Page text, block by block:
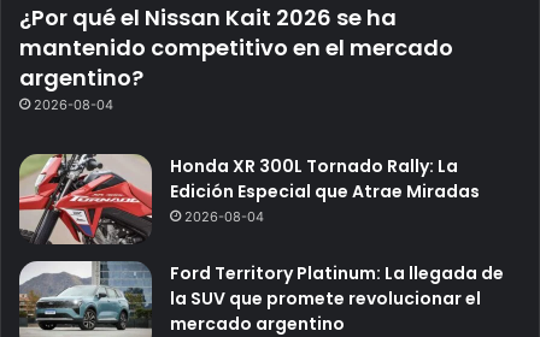
¿Por qué el Nissan Kait 2026 se ha
mantenido competitivo en el mercado
argentino?
2026-08-04
Honda XR 300L Tornado Rally: La
Edición Especial que Atrae Miradas
2026-08-04
Ford Territory Platinum: La llegada de
la SUV que promete revolucionar el
mercado argentino